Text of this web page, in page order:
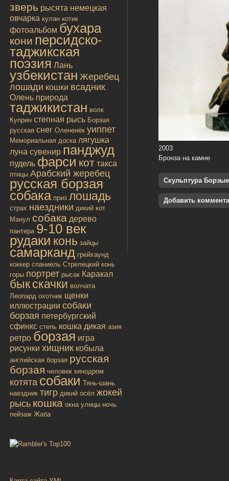
зверь рысята немецкая
овчарка кулан котик
фотоальбом бухара
кони персидско-
таджикская
поэзия Лань
узбекистан Жеребец
лошади кошки всадник
Олень природа
таджикистан волк
Куприн степная рысь Борзая
русская снег Олененёк уиппет
Мемориальная доска лягушка
луна сувенир панджуд
пудель фарси кот такса
птицы Арабский жеребец
русская борзая
собака приз лошадь
страх наездники дикий кот
Манул собака дерево
пантера 9-10 век
рудаки конь зайцы
самарканд грейхаунд
коккер спаниель Стрелецкий конь
горы портрет рысак Каракал
быкскачки волчата
Леопард охотник щенки
иллюстрации собаки
борзая петербургский
сфинкс степь кошка дикая азия
ретро борзая игра
рисунки хищник кобыла
английская борзая русская
борзая человек кинодром
котята собаки Тянь-шань
наездник тигр дикий осёл жокей
рысь кошка окна улицы ночь
пейзаж Жаба
2003
Бронза на камне
Скульптура Борзые
Добавить